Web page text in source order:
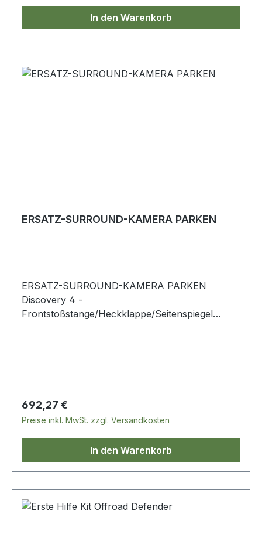
In den Warenkorb
ERSATZ-SURROUND-KAMERA PARKEN
ERSATZ-SURROUND-KAMERA PARKEN
Discovery 4 -
Frontstoßstange/Heckklappe/Seitenspiegel
Regulärer Preis:
692,27 €
Preise inkl. MwSt. zzgl. Versandkosten
In den Warenkorb